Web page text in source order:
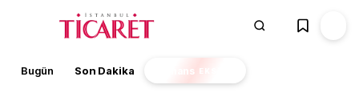
Bugün Son Dakika Finans EKSTRA